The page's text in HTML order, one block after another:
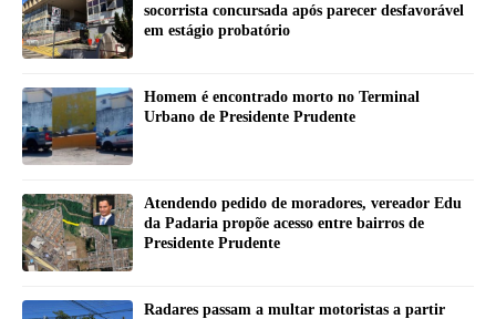
socorrista concursada após parecer desfavorável
em estágio probatório
Homem é encontrado morto no Terminal
Urbano de Presidente Prudente
Atendendo pedido de moradores, vereador Edu
da Padaria propõe acesso entre bairros de
Presidente Prudente
Radares passam a multar motoristas a partir